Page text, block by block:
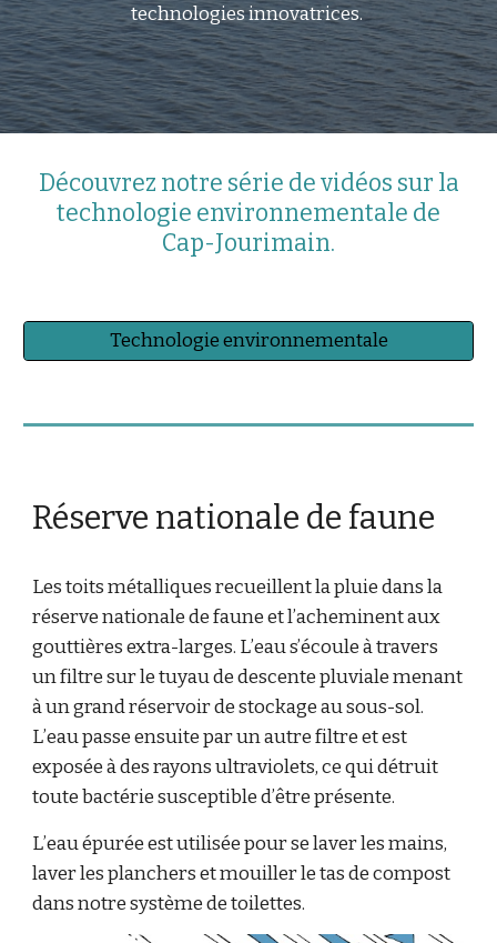
technologies innovatrices.
Découvrez notre série de vidéos sur la
technologie environnementale de
Cap-Jourimain.
Technologie environnementale
Réserve nationale de faune
Les toits métalliques recueillent la pluie dans la
réserve nationale de faune et l’acheminent aux
gouttières extra-larges. L’eau s’écoule à travers
un filtre sur le tuyau de descente pluviale menant
à un grand réservoir de stockage au sous-sol.
L’eau passe ensuite par un autre filtre et est
exposée à des rayons ultraviolets, ce qui détruit
toute bactérie susceptible d’être présente.
L’eau épurée est utilisée pour se laver les mains,
laver les planchers et mouiller le tas de compost
dans notre système de toilettes.